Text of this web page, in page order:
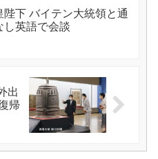
陛下 バイテン大統領と通
し英語で会談
出
帰